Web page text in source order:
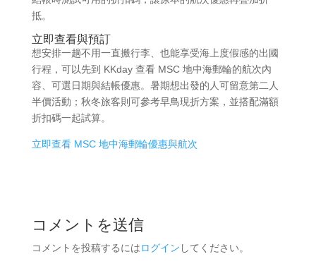
抵。
立即查看與預訂
想安排一趟不用一直搬行李、也能享受海上度假感的出國
行程，可以先到 KKday 查看 MSC 地中海郵輪的航次內
容、可選日期與結帳優惠。暑期想出發的人可留意第二人
半價活動；秋冬旅客則可參考早鳥現折方案，並搭配滿額
折扣碼一起試算。
立即查看 MSC 地中海郵輪優惠與航次
コメントを送信
コメントを投稿するにはログイン してください。